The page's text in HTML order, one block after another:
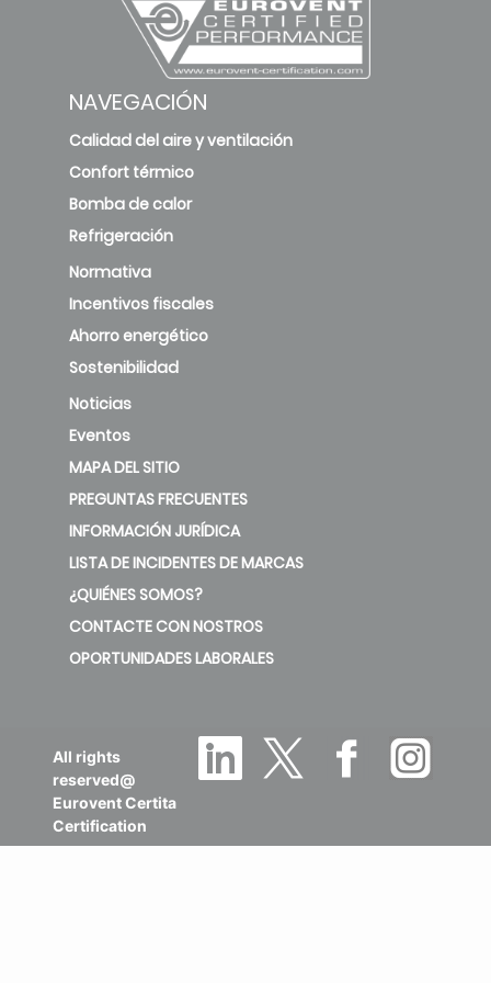
NAVEGACIÓN
Calidad del aire y ventilación
Confort térmico
Bomba de calor
Refrigeración
Normativa
Incentivos fiscales
Ahorro energético
Sostenibilidad
Noticias
Eventos
MAPA DEL SITIO
PREGUNTAS FRECUENTES
INFORMACIÓN JURÍDICA
LISTA DE INCIDENTES DE MARCAS
¿QUIÉNES SOMOS?
CONTACTE CON NOSTROS
OPORTUNIDADES LABORALES
All rights
reserved@
Eurovent Certita
Certification